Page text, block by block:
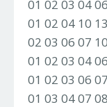
01 02 03 04
01 02 04 10
02 03 06 07
01 02 03 04
01 02 03 06
01 03 04 07